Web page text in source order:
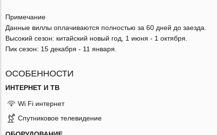
Примечание
Данные виллы оплачиваются полностью за 60 дней до заезда.
Высокий сезон: китайский новый год, 1 июня - 1 октября.
Пик сезон: 15 декабря - 11 января.
ОСОБЕННОСТИ
ИНТЕРНЕТ И ТВ
Wi Fi интернет
Спутниковое телевидение